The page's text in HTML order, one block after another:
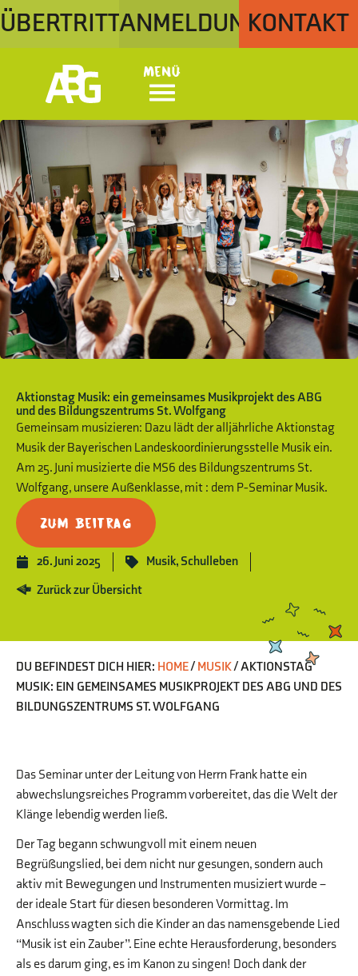
ÜBERTRITTANMELDUNGKONTAKT
Menü
Aktionstag Musik: ein gemeinsames Musikprojekt des ABG
und des Bildungszentrums St. Wolfgang
Gemeinsam musizieren: Dazu lädt der alljährliche Aktionstag
Musik der Bayerischen Landeskoordinierungsstelle Musik ein.
Am 25. Juni musizierte die MS6 des Bildungszentrums St.
Wolfgang, unsere Außenklasse, mit : dem P-Seminar Musik.
Zum Beitrag
26. Juni 2025 Musik, Schulleben
Zurück zur Übersicht
DU BEFINDEST DICH HIER: HOME/ MUSIK/AKTIONSTAG
MUSIK: EIN GEMEINSAMES MUSIKPROJEKT DES ABG UND DES
BILDUNGSZENTRUMS ST. WOLFGANG
Das Seminar unter der Leitung von Herrn Frank hatte ein
abwechslungsreiches Programm vorbereitet, das die Welt der
Klänge lebendig werden ließ.
Der Tag begann schwungvoll mit einem neuen
Begrüßungslied, bei dem nicht nur gesungen, sondern auch
aktiv mit Bewegungen und Instrumenten musiziert wurde –
der ideale Start für diesen besonderen Vormittag. Im
Anschluss wagten sich die Kinder an das namensgebende Lied
“Musik ist ein Zauber”. Eine echte Herausforderung, besonders
als es darum ging, es im Kanon zu singen! Doch dank der